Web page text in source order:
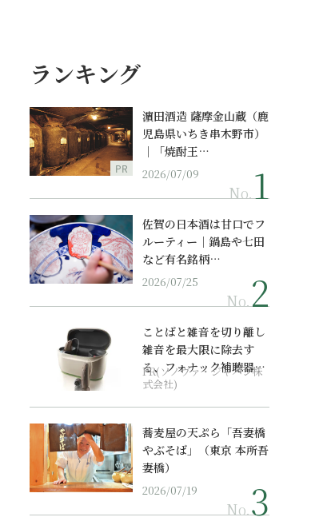
ランキング
PR
濵田酒造 薩摩金山蔵（鹿
児島県いちき串木野市）
｜「焼酎王…
2026/07/09
No.
佐賀の日本酒は甘口でフ
ルーティー｜鍋島や七田
など有名銘柄…
2026/07/25
No.
ことばと雑音を切り離し
雑音を最大限に除去す
る、フォナック補聴器の
最上位モデル
PR(ソノヴァ・ジャパン株
式会社)
蕎麦屋の天ぷら「吾妻橋
やぶそば」（東京 本所吾
妻橋）
2026/07/19
No.